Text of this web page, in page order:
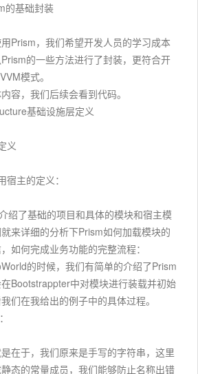
基础封装
，我们希望开发人员的学习成本
的一些方法进行了封装，更符合开
模式。
，我们后续会看到代码。
基础设施层定义
义
主的定义：
了基础的项目和具体的模块和宿主模
来详细的分析下Prism如何加载模块的
如何完成业务功能的完整流程：
的时候，我们有简单的介绍了Prism
Bootstrappter中对模块进行装载并初始
们在我给出的例子中的具体过程。
于，我们原来是手写的字符串，这里
态的常量成员，我们能够防止名称出错